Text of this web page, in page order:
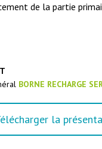
de la partie
BORNE RECHARGE
la